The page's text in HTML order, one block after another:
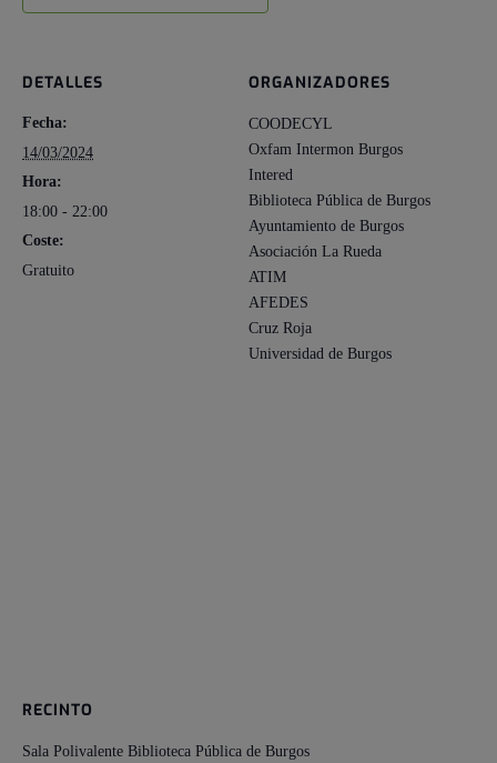
DETALLES
Fecha:
14/03/2024
Hora:
18:00 - 22:00
Coste:
Gratuito
ORGANIZADORES
COODECYL
Oxfam Intermon Burgos
Intered
Biblioteca Pública de Burgos
Ayuntamiento de Burgos
Asociación La Rueda
ATIM
AFEDES
Cruz Roja
Universidad de Burgos
RECINTO
Sala Polivalente Biblioteca Pública de Burgos